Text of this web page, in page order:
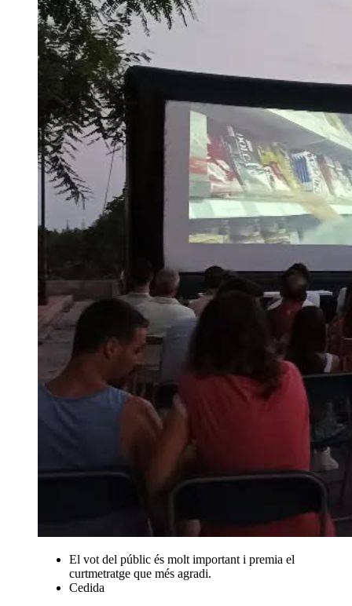
El vot del públic és molt important i premia el
curtmetratge que més agradi.
Cedida